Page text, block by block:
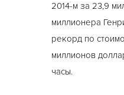
2014-м за 23,9
миллионера
рекорд по
миллионов
часы.